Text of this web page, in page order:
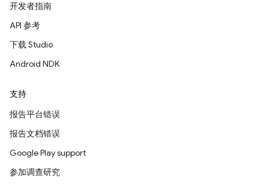
开发者指南
API 参考
下载 Studio
Android NDK
支持
报告平台错误
报告文档错误
Google Play support
参加调查研究